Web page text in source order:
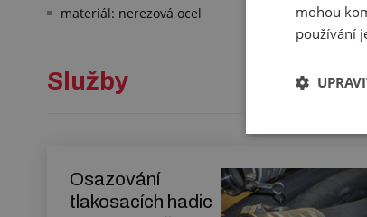
materiál: nerezová ocel
Služby
Osazování
tlakosacích hadic
mohou
používání